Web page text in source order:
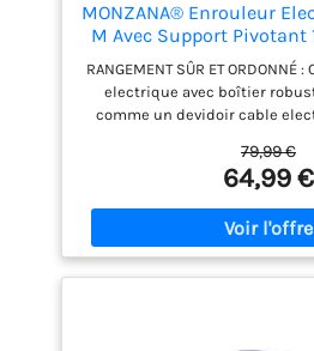
MONZANA® Enrouleur
M Avec Support Pivotant
Electrique Automatique
Atelier Et Jardin,
Electrique Avec
RANGEMENT SÛR ET
electrique avec boîtier
comme un devidoir cable
et sert d enrouleur mural
quotidien CONFORT
l enrouleur electrique 20m et
enrouleur automatique, le
effort après usage, l
pivotant à 180 degrés suit
simplifie chaque tâche de
79,99 €
64,99 €